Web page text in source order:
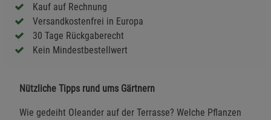
Kauf auf Rechnung
Versandkostenfrei in Europa
30 Tage Rückgaberecht
Kein Mindestbestellwert
Nützliche Tipps rund ums Gärtnern
Wie gedeiht Oleander auf der Terrasse? Welche Pflanzen